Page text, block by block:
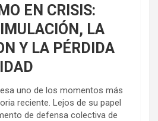
EN CRISIS:
LA
Y LA PÉRDIDA
uno de los momentos más
reciente. Lejos de su papel
de defensa colectiva de